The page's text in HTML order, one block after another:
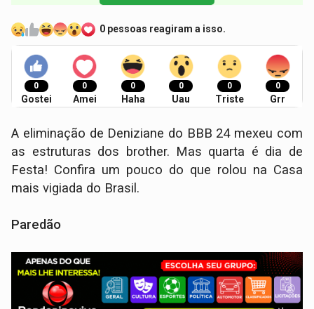
0 pessoas reagiram a isso.
0
Gostei
0
Amei
0
Haha
0
Uau
0
Triste
0
Grr
A eliminação de Deniziane do BBB 24 mexeu com
as estruturas dos brother. Mas quarta é dia de
Festa! Confira um pouco do que rolou na Casa
mais vigiada do Brasil.
Paredão